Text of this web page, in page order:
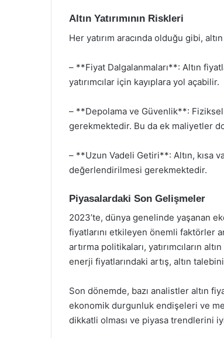
Altın Yatırımının Riskleri
Her yatırım aracında olduğu gibi,
– **Fiyat Dalgalanmaları**: Altın
yatırımcılar için kayıplara yol açabilir.
– **Depolama ve Güvenlik**: Fiziksel
gerekmektedir. Bu da ek maliyetler
– **Uzun Vadeli Getiri**: Altın, kısa
değerlendirilmesi gerekmektedir.
Piyasalardaki Son Gelişmeler
2023’te, dünya genelinde yaşanan
fiyatlarını etkileyen önemli faktörler
artırma politikaları, yatırımcıların
enerji fiyatlarındaki artış, altın
Son dönemde, bazı analistler altın
ekonomik durgunluk endişeleri ve
dikkatli olması ve piyasa trendlerini